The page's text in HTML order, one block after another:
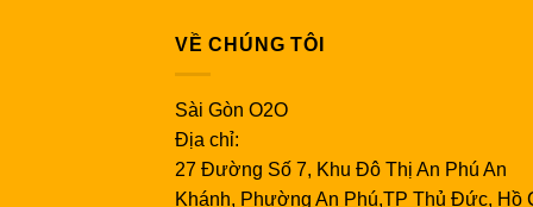
VỀ CHÚNG TÔI
Sài Gòn O2O
Địa chỉ:
27 Đường Số 7, Khu Đô Thị An Phú An
Khánh, Phường An Phú,TP Thủ Đức, Hồ